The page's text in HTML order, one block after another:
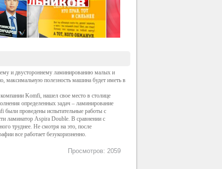
и двустороннему ламинированию малых и
максимальную полезность машина будет иметь в
Komfi, нашел свое место в столице
определенных задач – ламинирование
были проведены испытательные работы с
ламинатор Aspira Double. В сравнении с
труднее. Не смотря на это, после
все работает безукоризненно.
Просмотров: 2059